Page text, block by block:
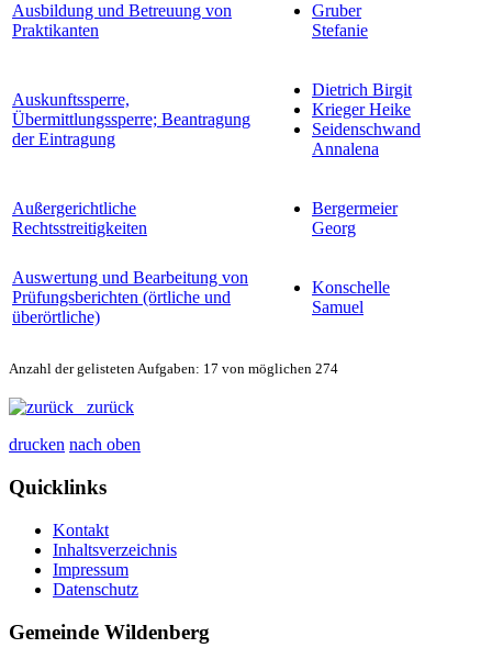
Ausbildung und Betreuung von
Praktikanten
Gruber
Stefanie
Auskunftssperre,
Übermittlungssperre; Beantragung
der Eintragung
Dietrich Birgit
Krieger Heike
Seidenschwand
Annalena
Außergerichtliche
Rechtsstreitigkeiten
Bergermeier
Georg
Auswertung und Bearbeitung von
Prüfungsberichten (örtliche und
überörtliche)
Konschelle
Samuel
Anzahl der gelisteten Aufgaben: 17 von möglichen 274
zurück
drucken nach oben
Quicklinks
Kontakt
Inhaltsverzeichnis
Impressum
Datenschutz
Gemeinde Wildenberg